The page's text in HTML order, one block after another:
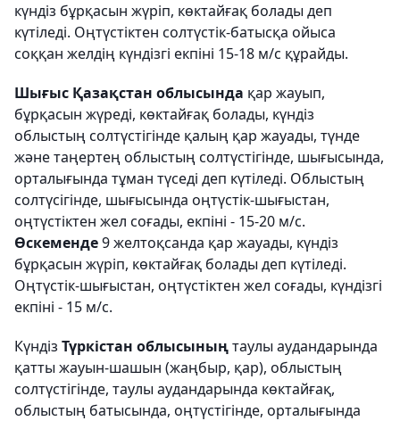
күндіз бұрқасын жүріп, көктайғақ болады деп
күтіледі. Оңтүстіктен солтүстік-батысқа ойыса
соққан желдің күндізгі екпіні 15-18 м/с құрайды.
Шығыс Қазақстан облысында қар жауып,
бұрқасын жүреді, көктайғақ болады, күндіз
облыстың солтүстігінде қалың қар жауады, түнде
және таңертең облыстың солтүстігінде, шығысында,
орталығында тұман түседі деп күтіледі. Облыстың
солтүсігінде, шығысында оңтүстік-шығыстан,
оңтүстіктен жел соғады, екпіні - 15-20 м/с.
Өскеменде9 желтоқсанда қар жауады, күндіз
бұрқасын жүріп, көктайғақ болады деп күтіледі.
Оңтүстік-шығыстан, оңтүстіктен жел соғады, күндізгі
екпіні - 15 м/с.
Күндіз Түркістан облысыныңтаулы аудандарында
қатты жауын-шашын (жаңбыр, қар), облыстың
солтүстігінде, таулы аудандарында көктайғақ,
облыстың батысында, оңтүстігінде, орталығында